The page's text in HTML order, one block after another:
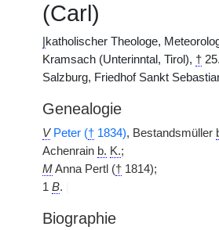
(Carl)
katholischer Theologe,
Kramsach (Unterinntal, Tirol), †
Salzburg, Friedhof Sankt
Genealogie
V Peter († 1834), Bestandsmüller
Achenrain b. K.;
MAnna Pertl († 1814);
1 B.
Biographie